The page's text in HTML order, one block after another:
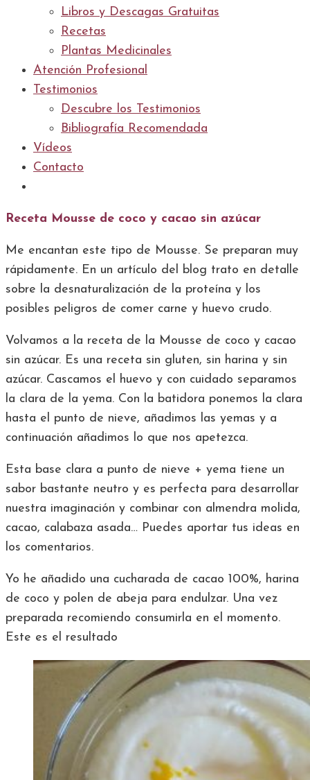
Libros y Descagas Gratuitas
Recetas
Plantas Medicinales
Atención Profesional
Testimonios
Descubre los Testimonios
Bibliografía Recomendada
Vídeos
Contacto
Receta Mousse de coco y cacao sin azúcar
Me encantan este tipo de Mousse. Se preparan muy
rápidamente. En un artículo del blog trato en detalle
sobre la desnaturalización de la proteína y los
posibles peligros de comer carne y huevo crudo.
Volvamos a la receta de la Mousse de coco y cacao
sin azúcar. Es una receta sin gluten, sin harina y sin
azúcar. Cascamos el huevo y con cuidado separamos
la clara de la yema. Con la batidora ponemos la clara
hasta el punto de nieve, añadimos las yemas y a
continuación añadimos lo que nos apetezca.
Esta base clara a punto de nieve + yema tiene un
sabor bastante neutro y es perfecta para desarrollar
nuestra imaginación y combinar con almendra molida,
cacao, calabaza asada… Puedes aportar tus ideas en
los comentarios.
Yo he añadido una cucharada de cacao 100%, harina
de coco y polen de abeja para endulzar. Una vez
preparada recomiendo consumirla en el momento.
Este es el resultado